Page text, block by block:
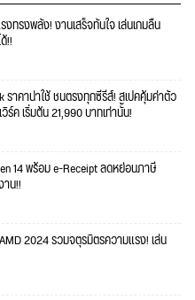
งทรงพลัง! งานเสร็จทันใจ เล่นเกมลื่น
!!
ราคาน่าใช้ ชนตรงทุกซีรีส์! สเปคคุ้มค่าตัว
ค เริ่มต้น 21,990 บาทเท่านั้น!
14 พร้อม e-Receipt ลดหย่อนภาษี
น!!
2024 รวมจตุรมิตรความแรง! เล่น